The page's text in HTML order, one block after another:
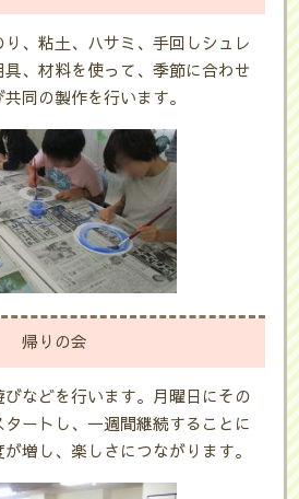
、粘土、ハサミ、手回しシュレ
、材料を使って、季節に合わせ
同の製作を行います。
帰りの会
などを行います。月曜日にその
ートし、一週間継続することに
増し、楽しさにつながります。